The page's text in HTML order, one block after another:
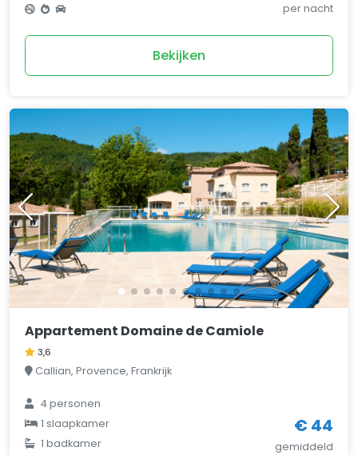
per nacht
Bekijken
Appartement Domaine de Camiole
3,6
Callian, Provence, Frankrijk
4 personen
1 slaapkamer
1 badkamer
€ 44
gemiddeld